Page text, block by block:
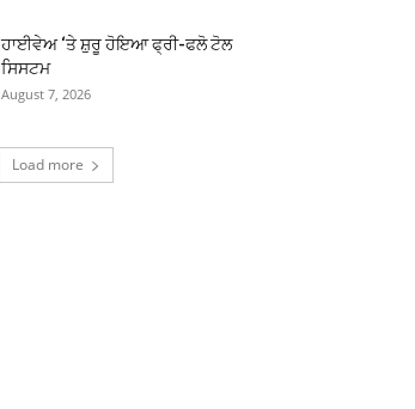
ਹਾਈਵੇਅ ‘ਤੇ ਸ਼ੁਰੂ ਹੋਇਆ ਫ੍ਰੀ-ਫਲੋ ਟੋਲ
ਸਿਸਟਮ
August 7, 2026
Load more